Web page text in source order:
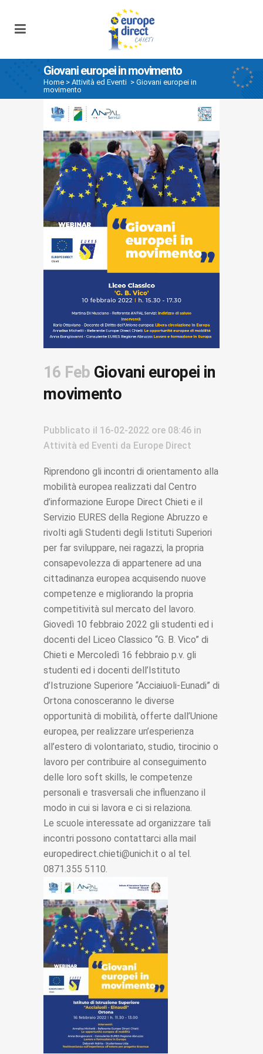
Giovani europei in movimento
Home > Attività ed Eventi > Giovani europei in
movimento
16 Feb Giovani europei in
movimento
Pubblicato il 16-02-2022 ore 08:46 in
Attività ed Eventi da Europe Direct
Riprendono gli incontri di orientamento alla
mobilità europea realizzati dal Centro
d’informazione Europe Direct Chieti e il
Servizio EURES della Regione Abruzzo e
rivolti agli Studenti degli Istituti Superiori
per far sviluppare, nei ragazzi, la propria
consapevolezza di appartenere ad una
cittadinanza europea acquisendo nuove
competenze e migliorando la propria
competitività sul mercato del lavoro.
Giovedì 10 febbraio 2022 gli studenti ed i
docenti del Liceo Classico “G. B. Vico” di
Chieti e Mercoledì 16 febbraio p.v. gli
studenti ed i docenti dell’Istituto
d’Istruzione Superiore “Acciaiuoli-Eunadi” di
Ortona conosceranno le diverse
opportunità di mobilità, offerte dall’Unione
europea, per realizzare un’esperienza
all’estero di volontariato, studio, tirocinio o
lavoro per contribuire al conseguimento
delle loro soft skills, le competenze
personali e trasversali che influenzano il
modo in cui si lavora e ci si relaziona.
Le scuole interessate ad organizzare tali
incontri possono contattarci alla mail
europedirect.chieti@unich.it o al tel.
0871.355 5110.